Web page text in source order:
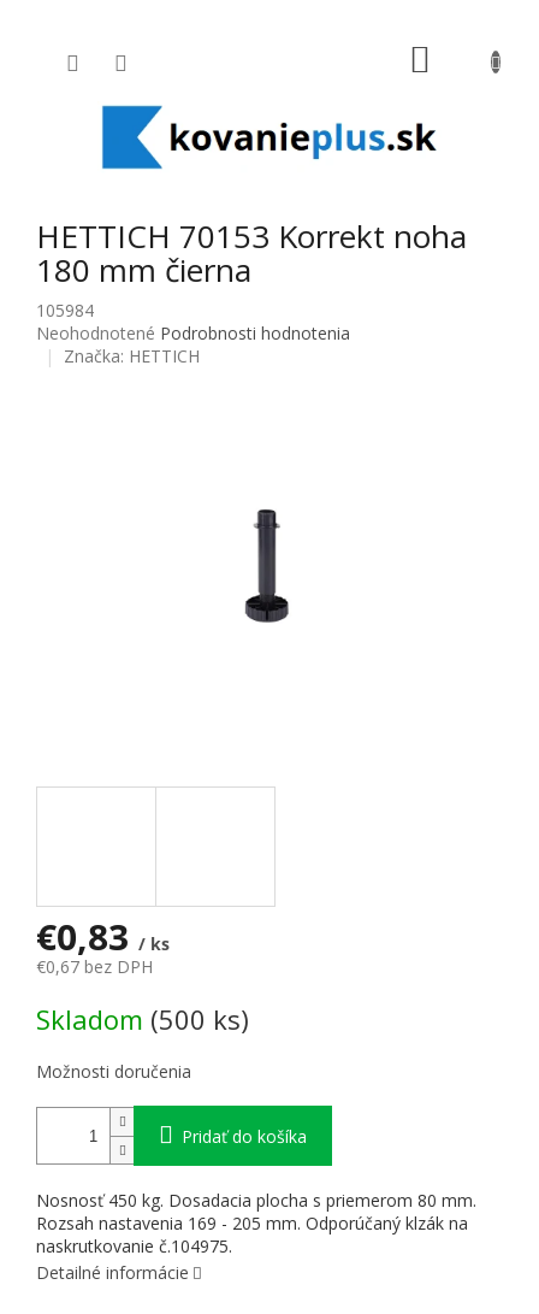
HETTICH 70153 Korrekt noha
180 mm čierna
105984
Priemerné hodnotenie produktu je 0,0 z 5 hviezdičiek.
Neohodnotené Podrobnosti hodnotenia
Značka: HETTICH
€0,83 / ks
€0,67 bez DPH
Skladom (500 ks)
Možnosti doručenia
Pridať do košíka
Nosnosť 450 kg. Dosadacia plocha s priemerom 80 mm.
Rozsah nastavenia 169 - 205 mm. Odporúčaný klzák na
naskrutkovanie č.104975.
Detailné informácie